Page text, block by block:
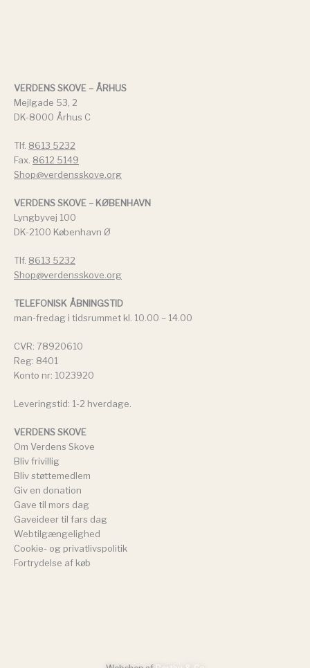
VERDENS SKOVE – ÅRHUS
Mejlgade 53, 2
DK-8000 Århus C
Tlf. 8613 5232
Fax. 8612 5149
Shop@verdensskove.org
VERDENS SKOVE – KØBENHAVN
Lyngbyvej 100
DK-2100 København Ø
Tlf. 8613 5232
Shop@verdensskove.org
TELEFONISK ÅBNINGSTID
man-fredag i tidsrummet kl. 10.00 – 14.00
CVR: 78920610
Reg: 8401
Konto nr: 1023920
Leveringstid: 1-2 hverdage.
VERDENS SKOVE
Om Verdens Skove
Bliv frivillig
Bliv støttemedlem
Giv en donation
Gave til mors dag
Gaveideer til fars dag
Webtilgængelighed
Cookie- og privatlivspolitik
Fortrydelse af køb